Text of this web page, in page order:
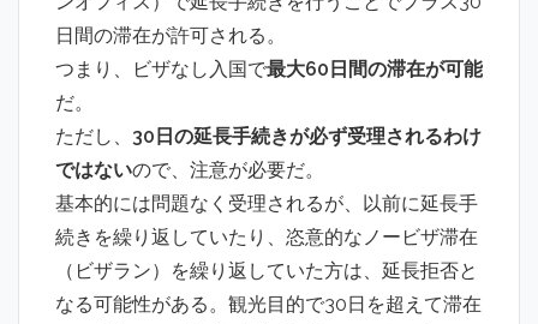
日間の滞在が許可される。
つまり、ビザなし入国で最大60日間の滞在が可能
だ。
ただし、 30日の延長手続きが必ず受理されるわけ
ではないので、注意が必要だ。
基本的には問題なく受理されるが、以前に延長手
続きを繰り返していたり、恣意的なノービザ滞在
（ビザラン）を繰り返していた方は、延長拒否と
なる可能性がある。観光目的で30日を超えて滞在